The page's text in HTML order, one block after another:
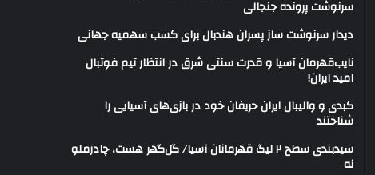
سرنوشت پرونده جنجالی
دیدار سرنوشت ساز پسران هندبال برای کسب سهمیه جهانی
نایب‌قهرمان آسیا و قدرت سنتی شرق در انتظار تیم فوتبال
امید ایران!
کبدی و والیبال ایران حریفان خود در بازی‌های آسیایی را
شناختند
سیدبندی سطح ۲ لیگ قهرمانان آسیا/ گل‌گهر هست، چادرملو
نه